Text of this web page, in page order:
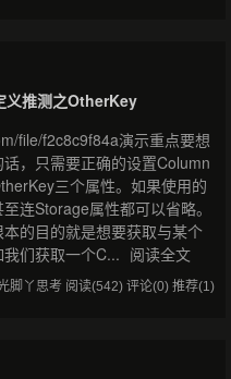
义推测之OtherKey
file/f2c8c9f84a演示重点要想
，只需要正确的设置Column
三个属性。如果使用的
连Storage属性都可以省略。
的目的就是想要获取与某个
们获取一个C... 阅读全文
脚丫思考 阅读(542) 评论(0) 推荐(1)